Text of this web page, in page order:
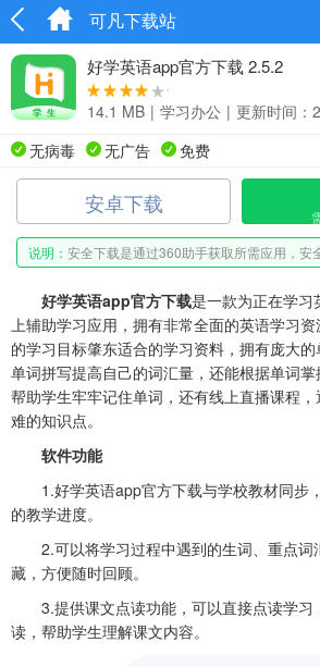
可凡下载站
好学英语app官方下载 2.5.2
14.1 MB | 学习办公 | 更新时间：
无病毒
无广告 免费
安卓下载
说明： 安全下载是通过360助手获取所需应用，安
好学英语app官方下载是一款为正在学习
上辅助学习应用，拥有非常全面的英语学习
的学习目标肇东适合的学习资料，拥有庞大
单词拼写提高自己的词汇量，还能根据单词掌
帮助学生牢牢记住单词，还有线上直播课程
难的知识点。
软件功能
1.好学英语app官方下载与学校教材同步
的教学进度。
2.可以将学习过程中遇到的生词、重点词
藏，方便随时回顾。
3.提供课文点读功能，可以直接点读学习
读，帮助学生理解课文内容。